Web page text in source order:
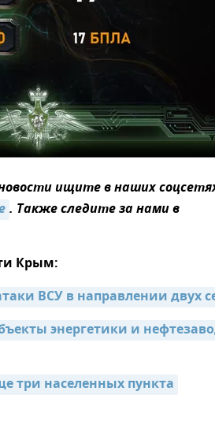
ищите в наших
. Также следите за нами в
Крым:
ВСУ в направлении двух
энергетики и
три населенных пункта